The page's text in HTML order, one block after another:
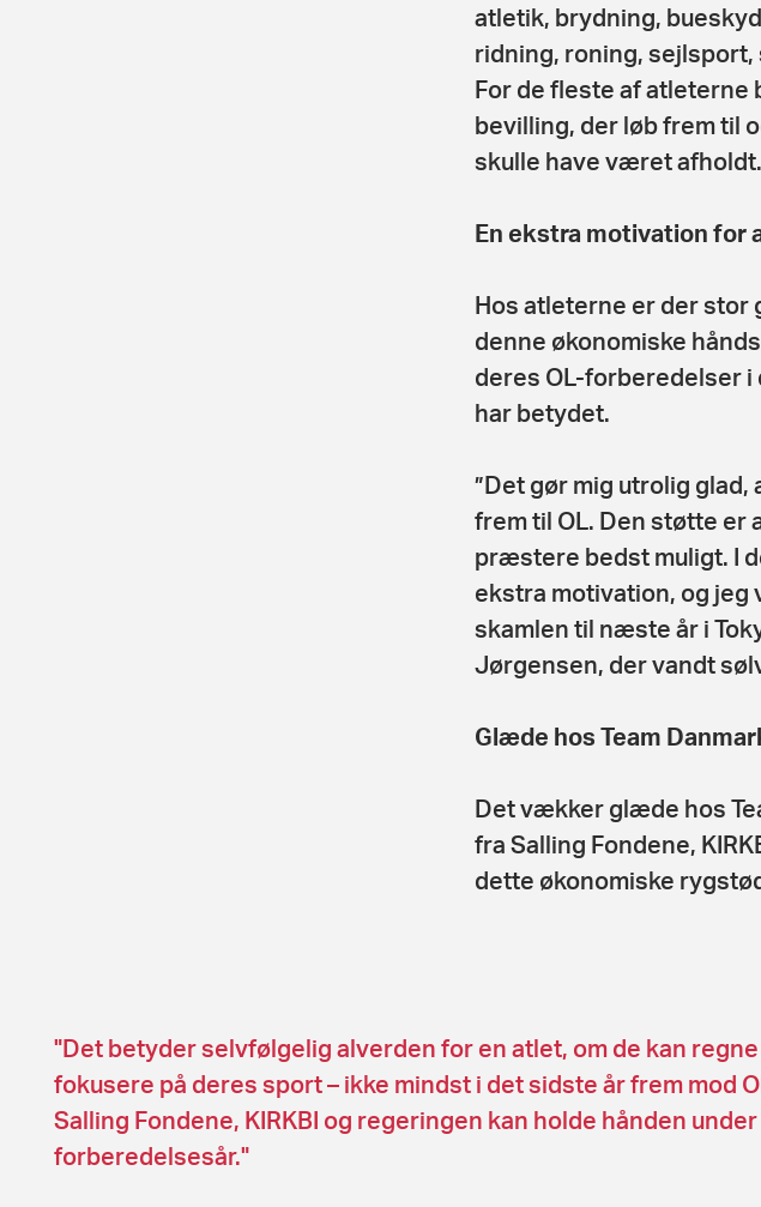
atletik, brydning,
ridning, roning,
For de fleste af
bevilling, der løb frem til
skulle have været afholdt.
En ekstra motivation for
Hos atleterne er der stor
denne økonomiske
deres OL-forberedelser i
har betydet.
”Det gør mig utrolig
frem til OL. Den støtte er
præstere bedst muligt. I
ekstra motivation, og jeg
skamlen til næste år i
Jørgensen, der vandt
Glæde hos Team
Det vækker glæde hos
fra Salling Fondene,
dette økonomiske
"Det betyder selvfølgelig alverden for en atlet, om de kan
fokusere på deres sport – ikke mindst i det sidste år frem mod
Salling Fondene, KIRKBI og regeringen kan holde hånden
forberedelsesår."